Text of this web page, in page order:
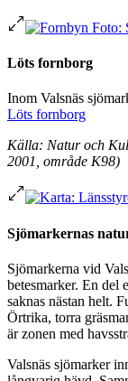
Löts fornborg
Inom Valsnäs
Löts fornborg
Källa: Natur och
2001, område K98)
Sjömarkernas
Sjömarkerna vid
betesmarker. En del
saknas nästan helt.
Örtrika, torra
är zonen med
Valsnäs sjömarker